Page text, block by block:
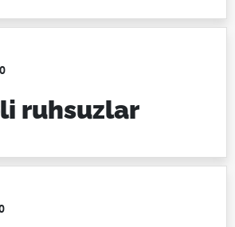
ruhsuzlar